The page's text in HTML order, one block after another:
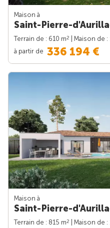
Maison à
Saint-Pierre-
Terrain de : 610 m2 | Maison de :
à partir de 336 194 €
Maison à
Saint-Pierre-
Terrain de : 815 m2 | Maison de :